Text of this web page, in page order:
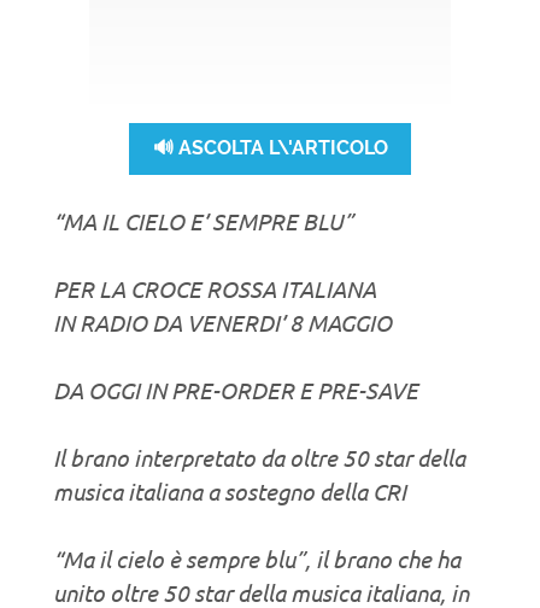
🔊 ASCOLTA L\'ARTICOLO
“MA IL CIELO E’ SEMPRE BLU”
PER LA CROCE ROSSA ITALIANA
IN RADIO DA VENERDI’ 8 MAGGIO
DA OGGI IN PRE-ORDER E PRE-SAVE
Il brano interpretato da oltre 50 star della
musica italiana a sostegno della CRI
“Ma il cielo è sempre blu”, il brano che ha
unito oltre 50 star della musica italiana, in